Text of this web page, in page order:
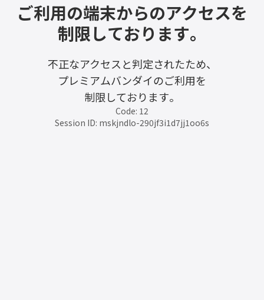
ご利用の端末からのアクセスを
制限しております。
不正なアクセスと判定されたため、
プレミアムバンダイのご利用を
制限しております。
Code: 12
Session ID: mskjndlo-290jf3i1d7jj1oo6s